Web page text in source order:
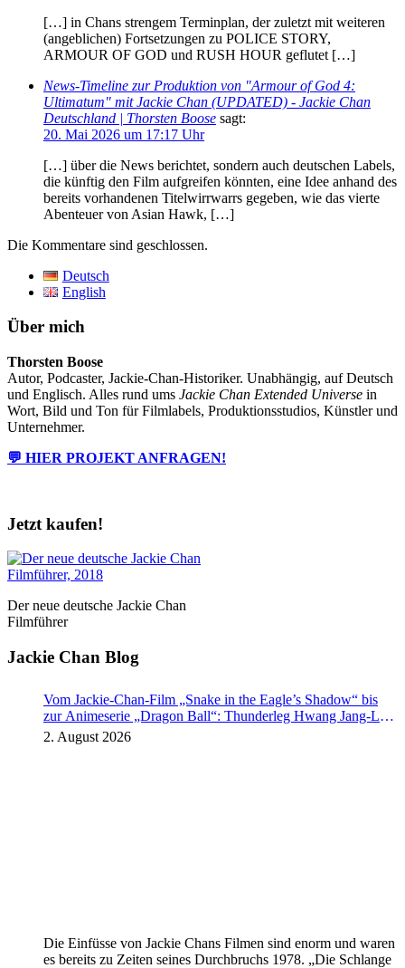
[…] in Chans strengem Terminplan, der zuletzt mit weiteren
(angeblichen) Fortsetzungen zu POLICE STORY,
ARMOUR OF GOD und RUSH HOUR geflutet […]
News-Timeline zur Produktion von "Armour of God 4:
Ultimatum" mit Jackie Chan (UPDATED) - Jackie Chan
Deutschland | Thorsten Boose sagt:
20. Mai 2026 um 17:17 Uhr
[…] über die News berichtet, sondern auch deutschen Labels,
die künftig den Film aufgreifen könnten, eine Idee anhand des
bereits vorhandenen Titelwirrwarrs gegeben, wie das vierte
Abenteuer von Asian Hawk, […]
Die Kommentare sind geschlossen.
Deutsch
English
Über mich
Thorsten Boose
Autor, Podcaster, Jackie-Chan-Historiker. Unabhängig, auf Deutsch
und Englisch. Alles rund ums Jackie Chan Extended Universe in
Wort, Bild und Ton für Filmlabels, Produktionsstudios, Künstler und
Unternehmer.
💬 HIER PROJEKT ANFRAGEN!
Jetzt kaufen!
Der neue deutsche Jackie Chan
Filmführer
Jackie Chan Blog
Vom Jackie-Chan-Film „Snake in the Eagle’s Shadow“ bis
zur Animeserie „Dragon Ball“: Thunderleg Hwang Jang-Lee
tritt globale Rechteoffensive los
2. August 2026
Die Einfüsse von Jackie Chans Filmen sind enorm und waren
es bereits zu Zeiten seines Durchbruchs 1978. „Die Schlange